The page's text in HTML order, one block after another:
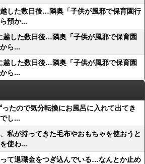
越した数日後…隣奥「子供が風邪で保育園行
預か...
越した数日後…隣奥「子供が風邪で保育園
ら...
越した数日後…隣奥「子供が風邪で保育園
ら...
たので気分転換にお風呂に入れて出てき
し...
私が持ってきた毛布やおもちゃを使おうと
使わ...
て退職金をつぎ込んでいる…なんとか止め